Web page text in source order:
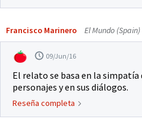
Francisco Marinero El Mundo (Spain)
09/Jun/16
El relato se basa en la simpatía
personajes y en sus diálogos.
Reseña completa